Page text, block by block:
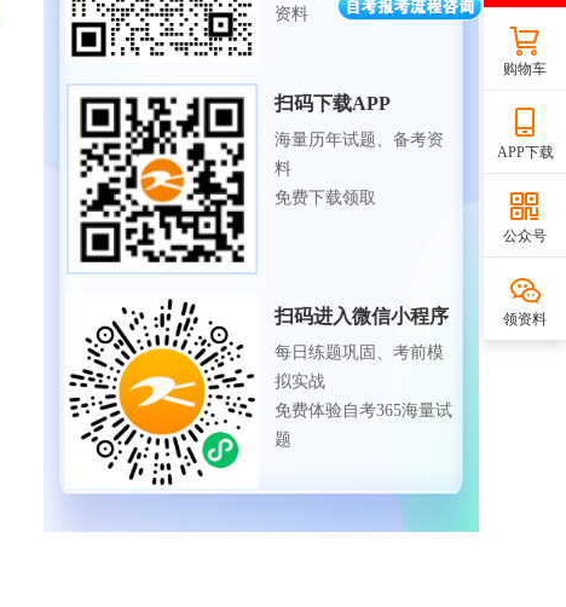
资料
扫码下载APP
海量历年试题、备考资
料
免费下载领取
扫码进入微信小程序
每日练题巩固、考前模
拟实战
免费体验自考365海量试
题
购物车
APP下载
公众号
领资料